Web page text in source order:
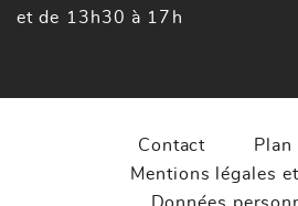
et de 13h30 à 17h
Contact
Plan
Mentions légales